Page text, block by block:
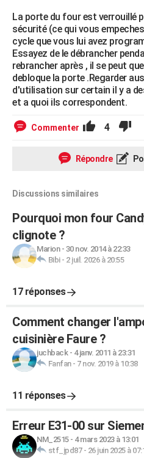
La porte du four est verrouillé
sécurité (ce qui vous
cycle que vous lui avez
Essayez de le débrancher
rebrancher après , il se peut
debloque la porte .Regarder
d'utilisation sur certain il y a
et a quoi ils correspondent.
Commenter 4
Répondre
Discussions similaires
Pourquoi mon four
clignote ?
Marion- 30 nov. 2014 à 22:33
Bibi- 2 juil. 2026 à 20:55
17 réponses
Comment changer
cuisinière Faure ?
juchback- 4 janv. 2011 à 23:31
Fanfan- 7 nov. 2019 à 10:38
11 réponses
Erreur E31-00 sur
NM_2515- 4 mars 2023 à 13:01
stf_jpd87- 26 juin 2025 à